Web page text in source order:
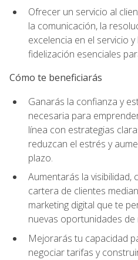
Ofrecer un servicio al
la comunicación, la
excelencia en el servicio
fidelización esenciales
Cómo te beneficiarás
Ganarás la confianza y
necesaria para
línea con estrategias
reduzcan el estrés y
plazo.
Aumentarás la visibilidad,
cartera de clientes
marketing digital que te
nuevas oportunidades
Mejorarás tu capacidad
negociar tarifas y